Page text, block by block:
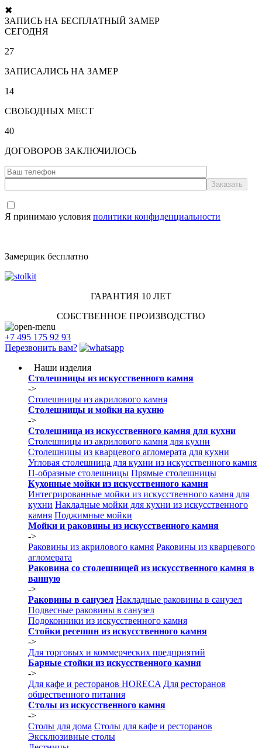
✖
ЗАПИСЬ НА БЕСПЛАТНЫЙ ЗАМЕР
СЕГОДНЯ
27
ЗАПИСАЛИСЬ НА ЗАМЕР
14
СВОБОДНЫХ МЕСТ
40
ДОГОВОРОВ ЗАКЛЮЧИЛОСЬ
Я принимаю условия политики конфиденциальности
Замерщик бесплатно
ГАРАНТИЯ 10 ЛЕТ
СОБСТВЕННОЕ ПРОИЗВОДСТВО
+7 495 175 92 93
Перезвонить вам?
Наши изделия
Столешницы из искусcтвенного камня
->
Столешницы из акрилового камня
Столешницы и мойки на кухню
->
Столешница из искусственного камня для кухни
Столешницы из акрилового камня для кухни
Столешницы из кварцевого агломерата для кухни
Угловая столешница для кухни из искусственного камня
П-образные столешницы Прямые столешницы
Кухонные мойки из искусственного камня
Интегрированные мойки из искусственного камня для
кухни Накладные мойки для кухни из искусственного
камня Поджимные мойки
Мойки и раковины из искусственного камня
->
Раковины из акрилового камня Раковины из кварцевого
агломерата
Раковина со столешницей из искусственного камня в
ванную
->
Раковины в санузел Накладные раковины в санузел
Подвесные раковины в санузел
Подоконники из искусственного камня
Стойки ресепшн из искусственного камня
->
Для торговых и коммерческих предприятий
Барные стойки из искусственного камня
->
Для кафе и ресторанов HORECA Для ресторанов
общественного питания
Столы из искусственного камня
->
Столы для дома Столы для кафе и ресторанов
Эксклюзивные столы